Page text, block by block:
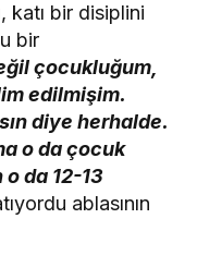
katı bir disiplini
bir
çocukluğum,
edilmişim.
diye herhalde.
o da çocuk
o da 12-13
ablasının